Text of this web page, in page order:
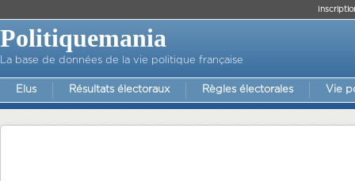
Politiquemania
La base de données de la vie politique française
Elus Résultats électoraux Règles électorales Vie